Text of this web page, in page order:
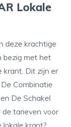
Lokale
deze krachtige
bezig met het
krant. Dit zijn er
Combinatie
De Schakel
tarieven voor
krant?